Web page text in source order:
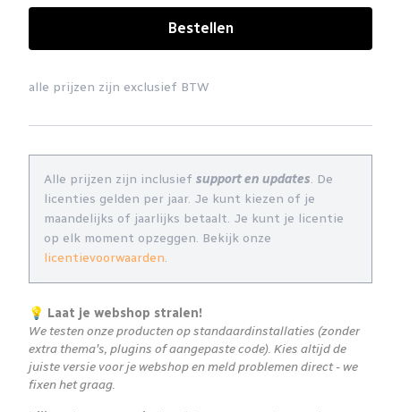
Bestellen
alle prijzen zijn exclusief BTW
Alle prijzen zijn inclusief support en updates. De
licenties gelden per jaar. Je kunt kiezen of je
maandelijks of jaarlijks betaalt. Je kunt je licentie
op elk moment opzeggen. Bekijk onze
licentievoorwaarden.
💡 Laat je webshop stralen!
We testen onze producten op standaardinstallaties (zonder
extra thema's, plugins of aangepaste code). Kies altijd de
juiste versie voor je webshop en meld problemen direct - we
fixen het graag.